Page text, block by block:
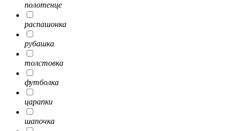
полотенце
распашонка
рубашка
толстовка
футболка
царапки
шапочка